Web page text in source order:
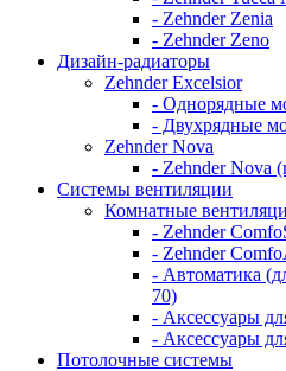
- Zehnder Zenia
- Zehnder Zeno
Дизайн-радиаторы
Zehnder Excelsior
- Однорядные
- Двухрядные
Zehnder Nova
- Zehnder Nova
Системы вентиляции
Комнатные
- Zehnder
- Zehnder
- Автоматика
70)
- Аксессуары
- Аксессуары
Потолочные системы